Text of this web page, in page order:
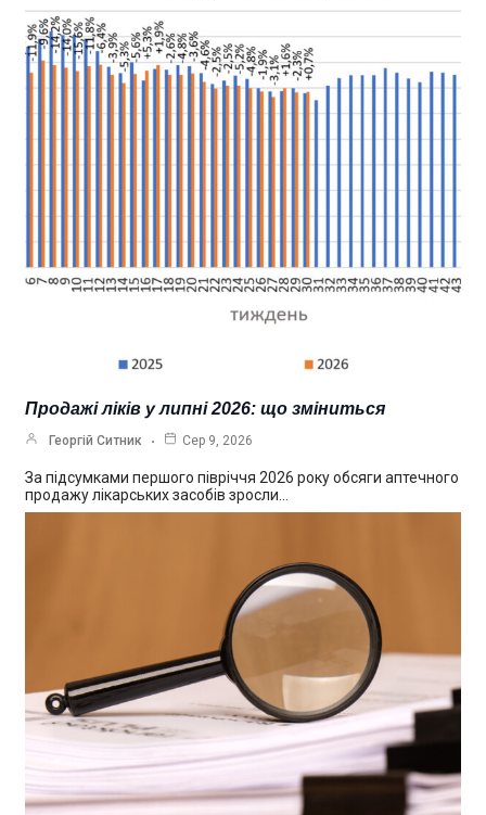
Продажі ліків у липні 2026: що зміниться
Георгій Ситник Сер 9, 2026
За підсумками першого півріччя 2026 року обсяги аптечного
продажу лікарських засобів зросли…